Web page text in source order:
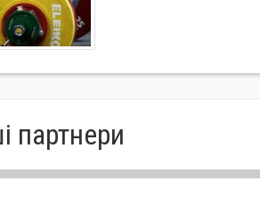
партнери